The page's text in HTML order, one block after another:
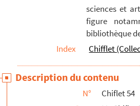
sciences et
figure
bibliothèque
Index
Chifflet
Description du contenu
N°
Chiflet 54